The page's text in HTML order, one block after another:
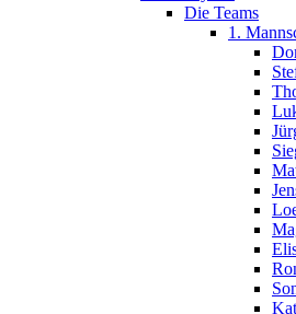
Die Teams
1.